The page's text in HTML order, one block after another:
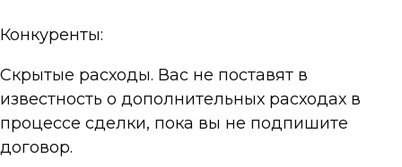
Конкуренты:
Скрытые расходы. Вас не поставят в
известность о дополнительных расходах в
процессе сделки, пока вы не подпишите
договор.